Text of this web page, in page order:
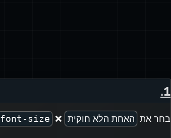
1
.
בחר את האחת הלא חוקית ❌
font-size